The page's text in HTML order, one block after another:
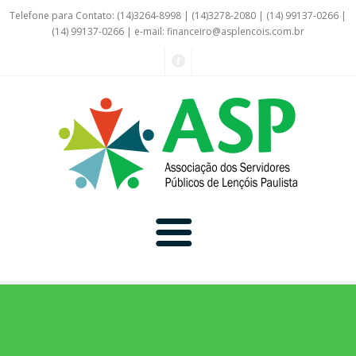
Telefone para Contato: (14)3264-8998 | (14)3278-2080 | (14) 99137-0266 |
(14) 99137-0266 | e-mail: financeiro@asplencois.com.br
Convênio Online